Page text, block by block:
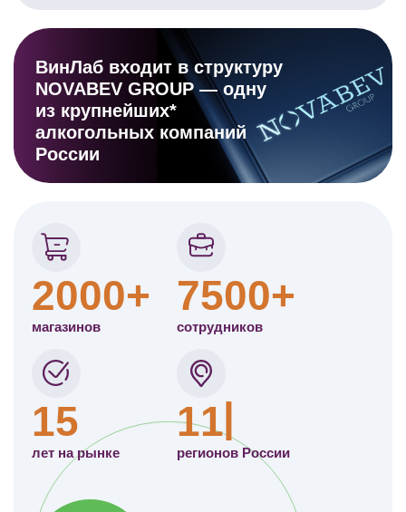
ВинЛаб входит в структуру
NOVABEV GROUP — одну
из крупнейших*
алкогольных компаний
России
2000+
магазинов
7500+
сотрудников
15
лет на рынке
11
регионов России